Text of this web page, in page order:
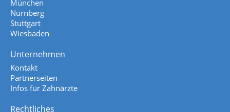
München
Nürnberg
Stuttgart
Wiesbaden
Unternehmen
Kontakt
Partnerseiten
Infos für Zahnärzte
Rechtliches